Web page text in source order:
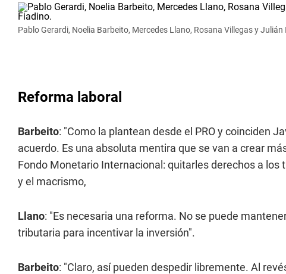
Pablo Gerardi, Noelia Barbeito, Mercedes Llano, Rosana Villegas y
Reforma laboral
Barbeito: "Como la plantean desde el PRO y coinciden
acuerdo. Es una absoluta mentira que se van a crear
Fondo Monetario Internacional: quitarles derechos a
y el macrismo,
Llano: "Es necesaria una reforma. No se puede
tributaria para incentivar la inversión".
Barbeito: "Claro, así pueden despedir libremente. Al